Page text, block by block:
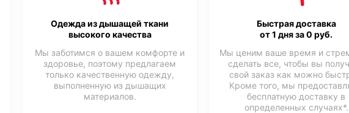
Одежда из дышащей ткани
высокого качества
Мы заботимся о вашем комфорте и
здоровье, поэтому предлагаем
только качественную одежду,
выполненную из дышащих
материалов.
Быстрая доставка
от 1 дня за 0 руб.
Мы ценим ваше время и
сделать все, чтобы вы
свой заказ как можно
Кроме того, мы
бесплатную доставку в
определенных случаях*.